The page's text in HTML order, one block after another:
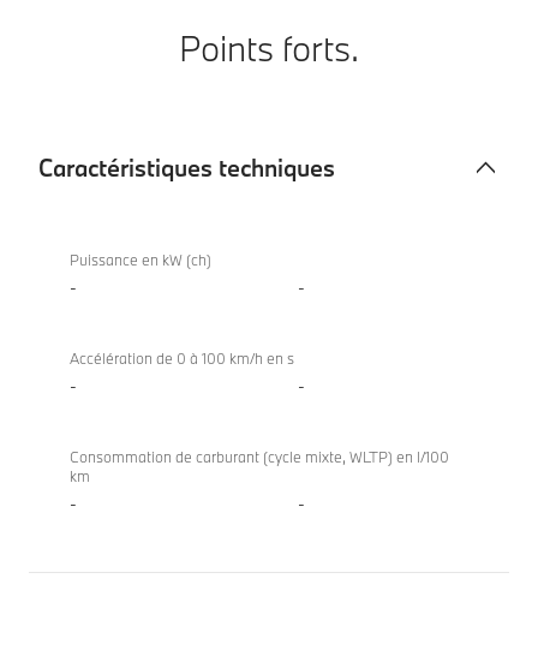
Points forts.
Caractéristiques techniques
techniques
Puissance en kW (ch)
- -
Accélération de 0 à 100 km/h en s
- -
Consommation de carburant (cycle mixte, WLTP) en l/100
km
- -